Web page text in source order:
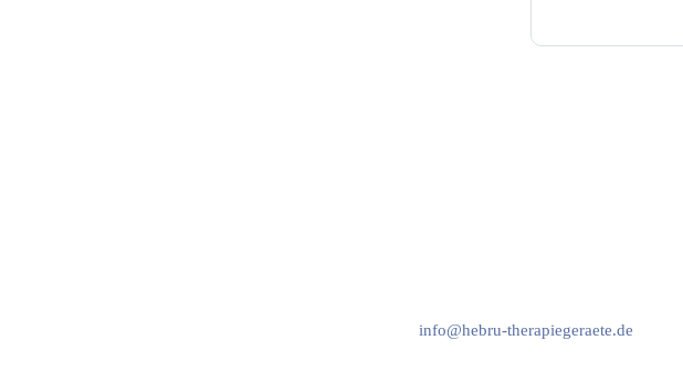
info@hebru-therapiegeraete.de